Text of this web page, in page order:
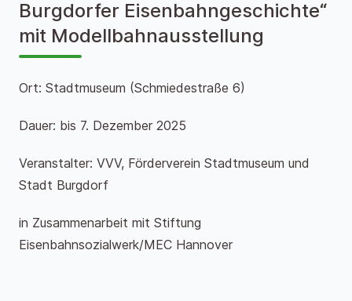
Burgdorfer Eisenbahngeschichte“
mit Modellbahnausstellung
Ort: Stadtmuseum (Schmiedestraße 6)
Dauer: bis 7. Dezember 2025
Veranstalter: VVV, Förderverein Stadtmuseum und
Stadt Burgdorf
in Zusammenarbeit mit Stiftung
Eisenbahnsozialwerk/MEC Hannover